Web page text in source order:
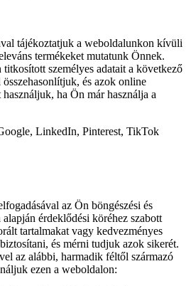
tájékoztatjuk a weboldalunkon kívüli
termékeket mutatunk Önnek.
személyes adatait a következő
és azok online
ha Ön már használja a
LinkedIn, Pinterest, TikTok
az Ön böngészési és
alapján érdeklődési köréhez szabott
tartalmakat vagy kedvezményes
és mérni tudjuk azok sikerét.
az alábbi, harmadik féltől származó
ezen a weboldalon: